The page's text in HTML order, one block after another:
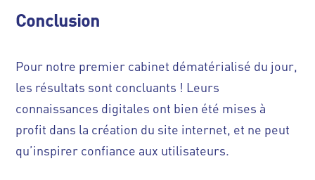
Conclusion
Pour notre premier cabinet dématérialisé du jour,
les résultats sont concluants ! Leurs
connaissances digitales ont bien été mises à
profit dans la création du site internet, et ne peut
qu’inspirer confiance aux utilisateurs.